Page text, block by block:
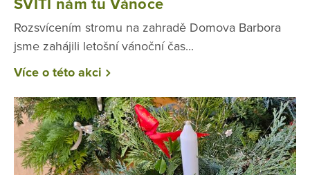
SVÍTÍ nám tu Vánoce
Rozsvícením stromu na zahradě Domova Barbora
jsme zahájili letošní vánoční čas...
Více o této akci